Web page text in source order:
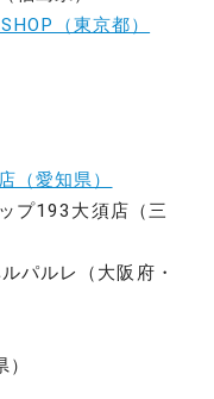
（東京都）
（愛知県）
プ193大須店（三
パルレ（大阪府・